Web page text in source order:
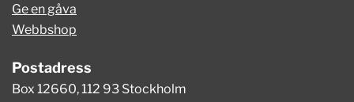
Ge en gåva
Webbshop
Postadress
Box 12660, 112 93 Stockholm